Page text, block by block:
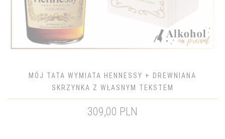
MÓJ TATA WYMIATA HENNESSY + DREWNIANA
SKRZYNKA Z WŁASNYM TEKSTEM
309,00 PLN